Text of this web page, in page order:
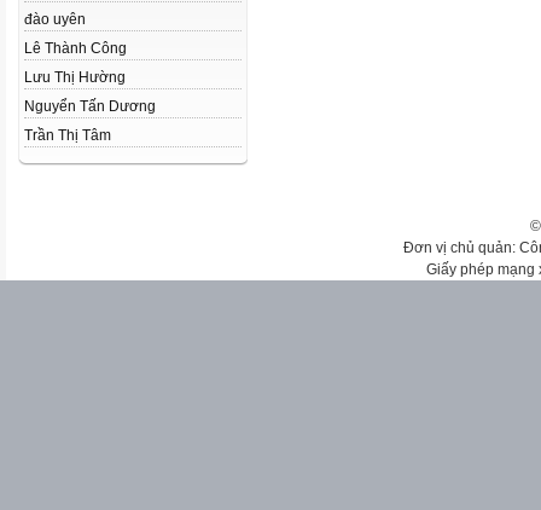
đào uyên
Lê Thành Công
Lưu Thị Hường
Nguyển Tấn Dương
Trần Thị Tâm
Đơn vị chủ quản:
Giấy phép mạng